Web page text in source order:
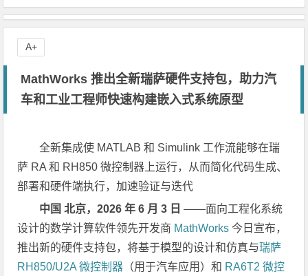
MathWorks 推出全新瑞萨硬件支持包，助力汽
车和工业工程师快速构建嵌入式系统原型
全新集成使 MATLAB和 Simulink 工作流能够在瑞
萨 RA和 RH850微控制器上运行，从而简化代码生成、
部署和硬件端执行，加速验证与迭代
中国 北京，2026年 6 月 3 日 ——面向工程化系统
设计的数学计算软件领先开发商 MathWorks 今日宣布，
推出新的硬件支持包，将基于模型的设计和仿真与瑞萨
RH850/U2A 微控制器 （用于汽车应用）和 RA6T2 微控
A+